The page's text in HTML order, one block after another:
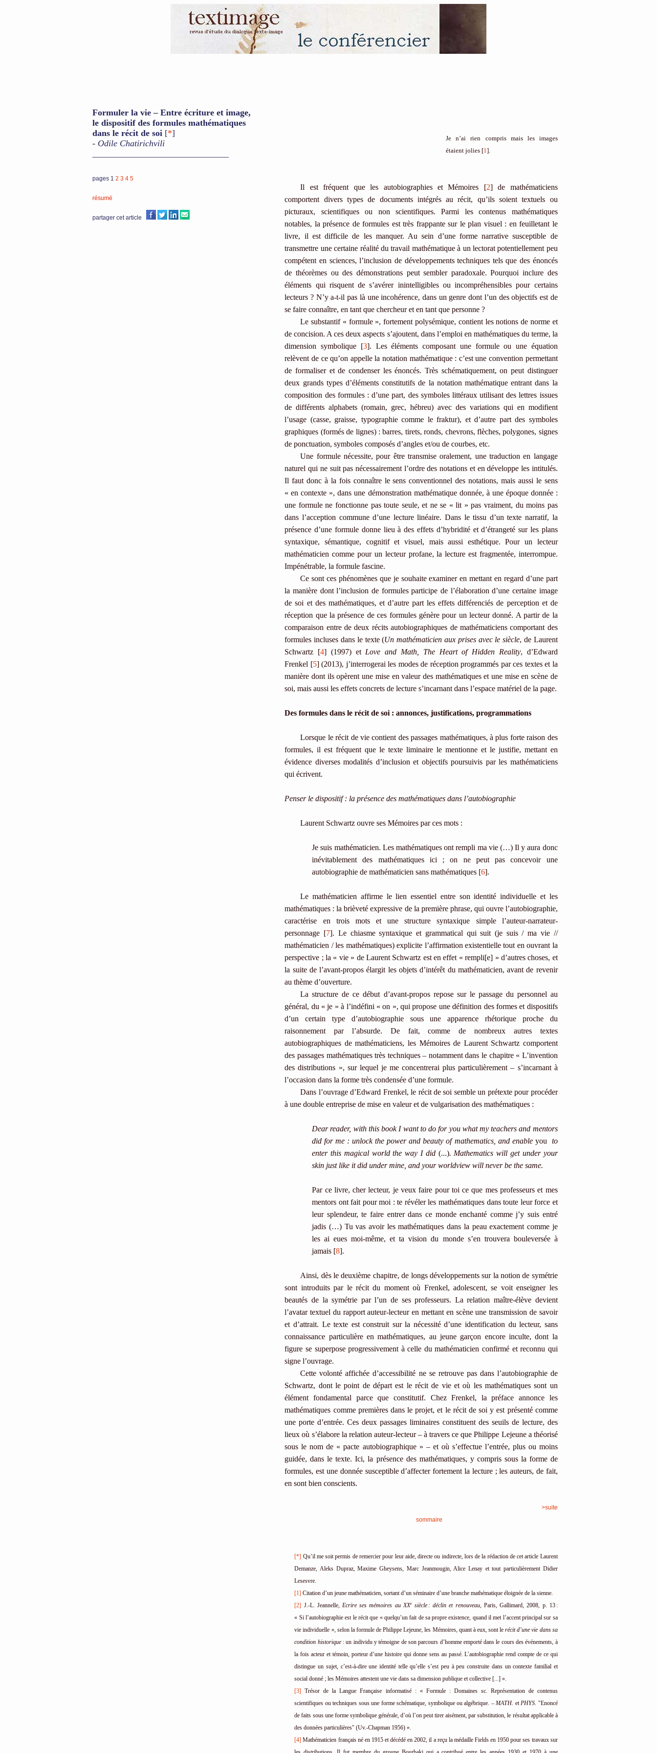
Formuler la vie – Entre écriture et image,
le dispositif des formules mathématiques
dans le récit de soi[*]
- Odile Chatirichvili
pages 1 2 3 4 5
résumé
partager cet article
Je n’ai rien compris mais les images
étaient jolies [1].
Il est fréquent que les autobiographies et Mémoires [2] de mathématiciens
comportent divers types de documents intégrés au récit, qu’ils soient textuels ou
picturaux, scientifiques ou non scientifiques. Parmi les contenus mathématiques
notables, la présence de formules est très frappante sur le plan visuel : en feuilletant le
livre, il est difficile de les manquer. Au sein d’une forme narrative susceptible de
transmettre une certaine réalité du travail mathématique à un lectorat potentiellement peu
compétent en sciences, l’inclusion de développements techniques tels que des énoncés
de théorèmes ou des démonstrations peut sembler paradoxale. Pourquoi inclure des
éléments qui risquent de s’avérer inintelligibles ou incompréhensibles pour certains
lecteurs ? N’y a-t-il pas là une incohérence, dans un genre dont l’un des objectifs est de
se faire connaître, en tant que chercheur et en tant que personne ?
Le substantif « formule », fortement polysémique, contient les notions de norme et
de concision. A ces deux aspects s’ajoutent, dans l’emploi en mathématiques du terme, la
dimension symbolique [3]. Les éléments composant une formule ou une équation
relèvent de ce qu’on appelle la notation mathématique : c’est une convention permettant
de formaliser et de condenser les énoncés. Très schématiquement, on peut distinguer
deux grands types d’éléments constitutifs de la notation mathématique entrant dans la
composition des formules : d’une part, des symboles littéraux utilisant des lettres issues
de différents alphabets (romain, grec, hébreu) avec des variations qui en modifient
l’usage (casse, graisse, typographie comme le fraktur), et d’autre part des symboles
graphiques (formés de lignes) : barres, tirets, ronds, chevrons, flèches, polygones, signes
de ponctuation, symboles composés d’angles et/ou de courbes, etc.
Une formule nécessite, pour être transmise oralement, une traduction en langage
naturel qui ne suit pas nécessairement l’ordre des notations et en développe les intitulés.
Il faut donc à la fois connaître le sens conventionnel des notations, mais aussi le sens
« en contexte », dans une démonstration mathématique donnée, à une époque donnée :
une formule ne fonctionne pas toute seule, et ne se « lit » pas vraiment, du moins pas
dans l’acception commune d’une lecture linéaire. Dans le tissu d’un texte narratif, la
présence d’une formule donne lieu à des effets d’hybridité et d’étrangeté sur les plans
syntaxique, sémantique, cognitif et visuel, mais aussi esthétique. Pour un lecteur
mathématicien comme pour un lecteur profane, la lecture est fragmentée, interrompue.
Impénétrable, la formule fascine.
Ce sont ces phénomènes que je souhaite examiner en mettant en regard d’une part
la manière dont l’inclusion de formules participe de l’élaboration d’une certaine image
de soi et des mathématiques, et d’autre part les effets différenciés de perception et de
réception que la présence de ces formules génère pour un lecteur donné. A partir de la
comparaison entre de deux récits autobiographiques de mathématiciens comportant des
formules incluses dans le texte (Un mathématicien aux prises avec le siècle, de Laurent
Schwartz [4] (1997) et Love and Math, The Heart of Hidden Reality, d’Edward
Frenkel [5] (2013), j’interrogerai les modes de réception programmés par ces textes et la
manière dont ils opèrent une mise en valeur des mathématiques et une mise en scène de
soi, mais aussi les effets concrets de lecture s’incarnant dans l’espace matériel de la page.
Des formules dans le récit de soi : annonces, justifications, programmations
Lorsque le récit de vie contient des passages mathématiques, à plus forte raison des
formules, il est fréquent que le texte liminaire le mentionne et le justifie, mettant en
évidence diverses modalités d’inclusion et objectifs poursuivis par les mathématiciens
qui écrivent.
Penser le dispositif : la présence des mathématiques dans l’autobiographie
Laurent Schwartz ouvre ses Mémoires par ces mots :
Je suis mathématicien. Les mathématiques ont rempli ma vie (…) Il y aura donc
inévitablement des mathématiques ici ; on ne peut pas concevoir une
autobiographie de mathématicien sans mathématiques [6].
Le mathématicien affirme le lien essentiel entre son identité individuelle et les
mathématiques : la brièveté expressive de la première phrase, qui ouvre l’autobiographie,
caractérise en trois mots et une structure syntaxique simple l’auteur-narrateur-
personnage [7]. Le chiasme syntaxique et grammatical qui suit (je suis / ma vie //
mathématicien / les mathématiques) explicite l’affirmation existentielle tout en ouvrant la
perspective ; la « vie » de Laurent Schwartz est en effet « rempli[e] » d’autres choses, et
la suite de l’avant-propos élargit les objets d’intérêt du mathématicien, avant de revenir
au thème d’ouverture.
La structure de ce début d’avant-propos repose sur le passage du personnel au
général, du « je » à l’indéfini « on », qui propose une définition des formes et dispositifs
d’un certain type d’autobiographie sous une apparence rhétorique proche du
raisonnement par l’absurde. De fait, comme de nombreux autres textes
autobiographiques de mathématiciens, les Mémoires de Laurent Schwartz comportent
des passages mathématiques très techniques – notamment dans le chapitre « L’invention
des distributions », sur lequel je me concentrerai plus particulièrement – s’incarnant à
l’occasion dans la forme très condensée d’une formule.
Dans l’ouvrage d’Edward Frenkel, le récit de soi semble un prétexte pour procéder
à une double entreprise de mise en valeur et de vulgarisation des mathématiques :
Dear reader, with this book I want to do for you what my teachers and mentors
did for me : unlock the power and beauty of mathematics, and enable you
to
enter this magical world the way I did (...). Mathematics will get under your
skin just like it did under mine, and your worldview will never be the same.
Par ce livre, cher lecteur, je veux faire pour toi ce que mes professeurs et mes
mentors ont fait pour moi : te révéler les mathématiques dans toute leur force et
leur splendeur, te faire entrer dans ce monde enchanté comme j’y suis entré
jadis (…) Tu vas avoir les mathématiques dans la peau exactement comme je
les ai eues moi-même, et ta vision du monde s’en trouvera bouleversée à
jamais [8].
Ainsi, dès le deuxième chapitre, de longs développements sur la notion de symétrie
sont introduits par le récit du moment où Frenkel, adolescent, se voit enseigner les
beautés de la symétrie par l’un de ses professeurs. La relation maître-élève devient
l’avatar textuel du rapport auteur-lecteur en mettant en scène une transmission de savoir
et d’attrait. Le texte est construit sur la nécessité d’une identification du lecteur, sans
connaissance particulière en mathématiques, au jeune garçon encore inculte, dont la
figure se superpose progressivement à celle du mathématicien confirmé et reconnu qui
signe l’ouvrage.
Cette volonté affichée d’accessibilité ne se retrouve pas dans l’autobiographie de
Schwartz, dont le point de départ est le récit de vie et où les mathématiques sont un
élément fondamental parce que constitutif. Chez Frenkel, la préface annonce les
mathématiques comme premières dans le projet, et le récit de soi y est présenté comme
une porte d’entrée. Ces deux passages liminaires constituent des seuils de lecture, des
lieux où s’élabore la relation auteur-lecteur – à travers ce que Philippe Lejeune a théorisé
sous le nom de « pacte autobiographique » – et où s’effectue l’entrée, plus ou moins
guidée, dans le texte. Ici, la présence des mathématiques, y compris sous la forme de
formules, est une donnée susceptible d’affecter fortement la lecture ; les auteurs, de fait,
en sont bien conscients.
>suite
sommaire
[*] Qu’il me soit permis de remercier pour leur aide, directe ou indirecte, lors de la rédaction de cet article Laurent
Demanze, Aleks Dupraz, Maxime Gheysens, Marc Jeanmougin, Alice Lenay et tout particulièrement Didier
Lesesvre.
[1] Citation d’un jeune mathématicien, sortant d’un séminaire d’une branche mathématique éloignée de la sienne.
[2] J.-L. Jeannelle,Ecrire ses mémoires au XXesiècle : déclin et renouveau, Paris, Gallimard, 2008, p. 13 :
« Si l’autobiographie est le récit que « quelqu’un fait de sa propre existence, quand il met l’accent principal sur sa
vie individuelle », selon la formule de Philippe Lejeune, les Mémoires, quant à eux, sont lerécit d’une vie dans sa
condition historique : un individu y témoigne de son parcours d’homme emporté dans le cours des événements, à
la fois acteur et témoin, porteur d’une histoire qui donne sens au passé. L’autobiographie rend compte de ce qui
distingue un sujet, c’est-à-dire une identité telle qu’elle s’est peu à peu construite dans un contexte familial et
social donné ; les Mémoires attestent une vie dans sa dimension publique et collective [...] ».
[3] Trésor de la Langue Française informatisé : « Formule : Domaines sc. Représentation de contenus
scientifiques ou techniques sous une forme schématique, symbolique ou algébrique. – MATH. etPHYS. "Enoncé
de faits sous une forme symbolique générale, d’où l’on peut tirer aisément, par substitution, le résultat applicable à
des données particulières" (Uv.-Chapman 1956) ».
[4] Mathématicien français né en 1915 et décédé en 2002, il a reçu la médaille Fields en 1950 pour ses travaux sur